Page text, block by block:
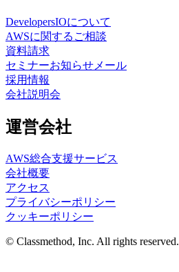
DevelopersIOについて
AWSに関するご相談
資料請求
セミナーお知らせメール
採用情報
会社説明会
運営会社
AWS総合支援サービス
会社概要
アクセス
プライバシーポリシー
クッキーポリシー
© Classmethod, Inc. All rights reserved.